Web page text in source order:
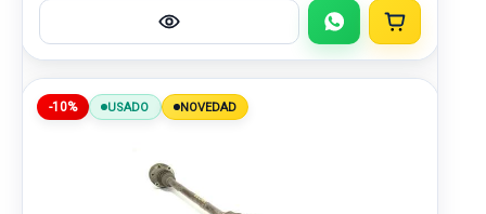
-10% USADO NOVEDAD